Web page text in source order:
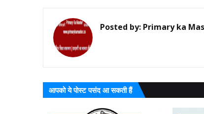
Posted by: Primary ka
आपको ये पोस्ट पसंद आ सकती हैं